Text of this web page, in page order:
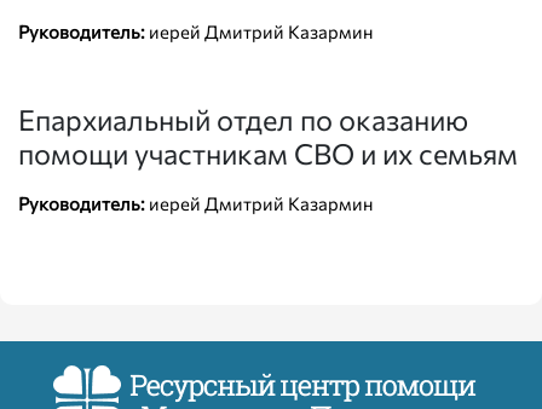
Руководитель: иерей Дмитрий Казармин
Епархиальный отдел по оказанию
помощи участникам СВО и их семьям
Руководитель: иерей Дмитрий Казармин